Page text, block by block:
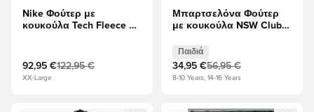
Nike Φούτερ με
κουκούλα Tech Fleece FZ
92,95 €122,95 €
XX-Large
Μπαρτσελόνα Φούτερ
με κουκούλα NSW Club
Παιδιά
34,95 €56,95 €
8-10 Years, 14-16 Years